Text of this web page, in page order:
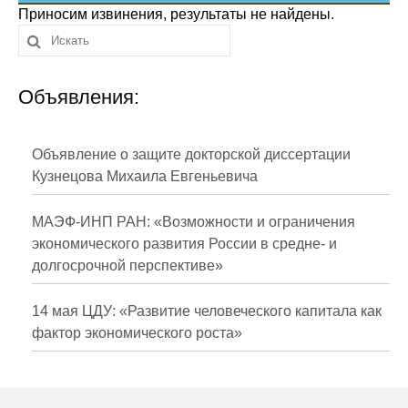
Сотрудники
Отчетность
Противодействие коррупции
Публикации
Научная жизнь
Издания
Проблемы прогнозирования
О журнале
Приносим извинения, результаты не найдены.
Объявления:
Объявление о защите докторской диссертации
Кузнецова Михаила Евгеньевича
МАЭФ-ИНП РАН: «Возможности и ограничения
экономического развития России в средне- и
долгосрочной перспективе»
14 мая ЦДУ: «Развитие человеческого капитала как
фактор экономического роста»